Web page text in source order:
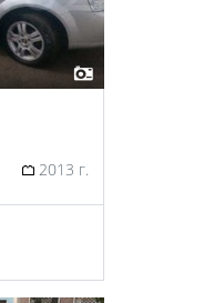
2013 г.